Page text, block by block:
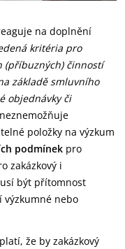
na doplnění
kritéria pro
(příbuzných) činností
základě smluvního
objednávky či
položky na výzkum
podmínek pro
zakázkový i
být přítomnost
výzkumné nebo
že by zakázkový